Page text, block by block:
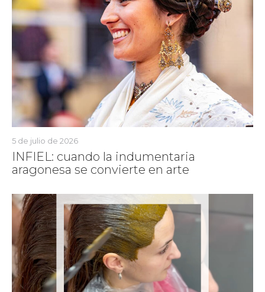
5 de julio de 2026
INFIEL: cuando la indumentaria
aragonesa se convierte en arte